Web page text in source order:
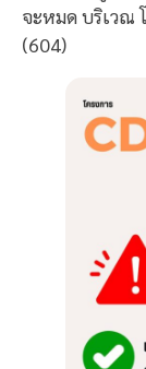
จะหมด บริเวณ
(604)